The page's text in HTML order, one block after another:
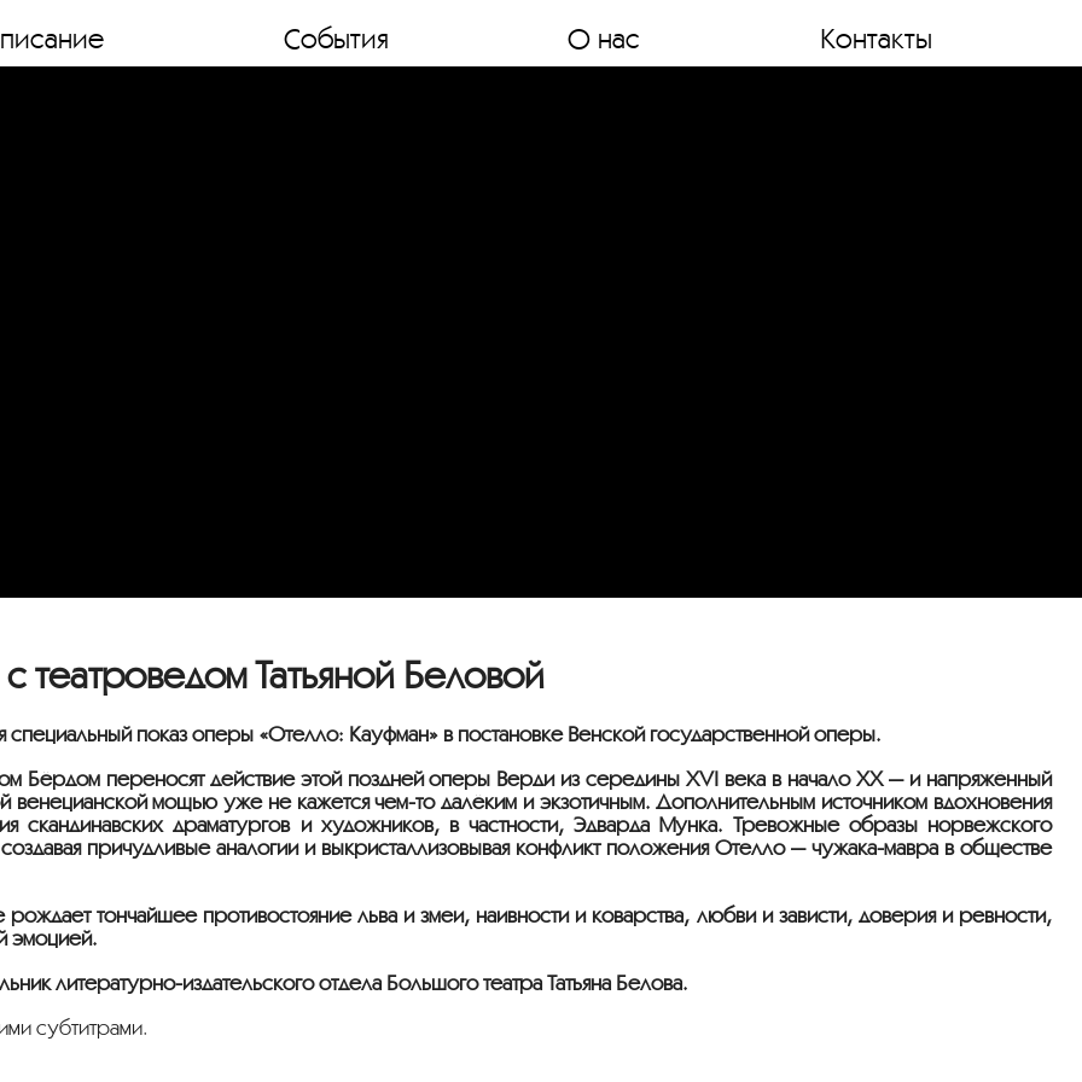
События О нас Контакты
Татьяной Беловой
показ оперы «Отелло: Кауфман» в постановке Венской государственной оперы.
переносят действие этой поздней оперы Верди из середины XVI века в начало XX — и напряжённый
венецианской мощью уже не кажетсячем-тодалёким и экзотичным. Дополнительным источником вдохновения
скандинавских драматургов и художников, в частности, Эдварда Мунка. Тревожные образы норвежского
причудливые аналогии и выкристаллизовывая конфликт положения Отелло — чужака-мавра в обществе
тончайшее противостояние льва и змеи, наивности и коварства, любви и зависти, доверия и ревности,
эмоцией.
литературно-издательскогоотдела Большого театра Татьяна Белова.
субтитрами.